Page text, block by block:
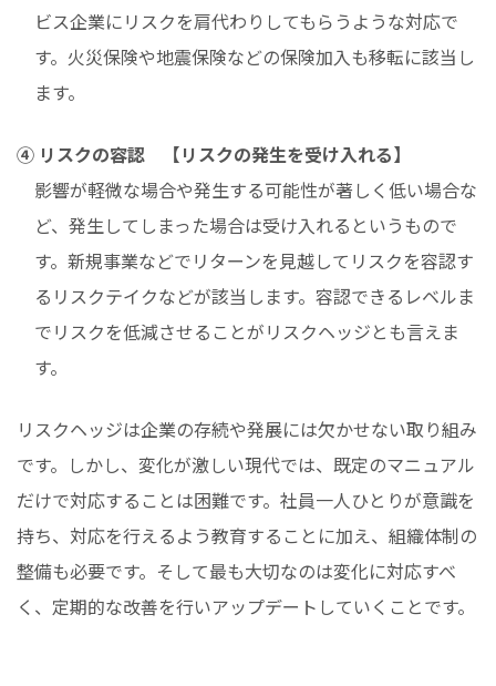
ビス企業にリスクを肩代わりしてもらうような対応で
す。火災保険や地震保険などの保険加入も移転に該当し
ます。
④ リスクの容認 【リスクの発生を受け入れる】
影響が軽微な場合や発生する可能性が著しく低い場合な
ど、発生してしまった場合は受け入れるというもので
す。新規事業などでリターンを見越してリスクを容認す
るリスクテイクなどが該当します。容認できるレベルま
でリスクを低減させることがリスクヘッジとも言えま
す。
リスクヘッジは企業の存続や発展には欠かせない取り組み
です。しかし、変化が激しい現代では、既定のマニュアル
だけで対応することは困難です。社員一人ひとりが意識を
持ち、対応を行えるよう教育することに加え、組織体制の
整備も必要です。そして最も大切なのは変化に対応すべ
く、定期的な改善を行いアップデートしていくことです。